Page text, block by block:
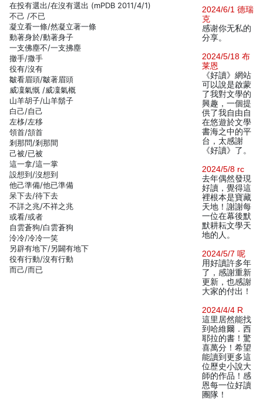
在投有選出/在沒有選出 (mPDB 2011/4/1)
不己 /不已
凝立看一條/然凝立著一條
動著身於/動著身子
一支佛塵不/一支拂塵
撤手/撒手
役有/沒有
皺看眉頭/皺著眉頭
威凜氣慨 /威凜氣概
山羊胡子/山羊鬍子
白己/自己
左栘/左移
領首/頷首
剎那問/剎那間
己被/已被
這一拿/這一掌
設想到/沒想到
他己準備/他已準備
呆下去/待下去
不詳之兆/不祥之兆
或看/或者
自雲蒼狗/白雲蒼狗
泠冷/冷冷一笑
另辟有地下/另闢有地下
役有行動/沒有行動
而己/而已
2024/6/1 德瑞
克
感谢你无私的
分享。
2024/5/18 布
莱恩
《好讀》網站
可以說是啟蒙
了我對文學的
興趣，一個提
供了我自由自
在悠遊於文學
書海之中的平
台，太感謝
《好讀》了。
2024/5/8 rc
去年偶然發現
好讀，覺得這
裡根本是寶藏
天地！謝謝每
一位在幕後默
默耕耘文學天
地的人。
2024/5/7 呢
用好讀許多年
了，感謝重新
更新，也感謝
大家的付出！
2024/4/4 R
這里居然能找
到哈維爾．西
耶拉的書！驚
喜萬分！希望
能讀到更多這
位歷史小說大
師的作品！感
恩每一位好讀
團隊！